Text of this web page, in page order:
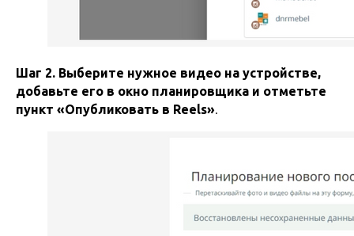
Шаг 2. Выберите нужное видео на устройстве,
добавьте его в окно планировщика и отметьте
пункт «Опубликовать в Reels».